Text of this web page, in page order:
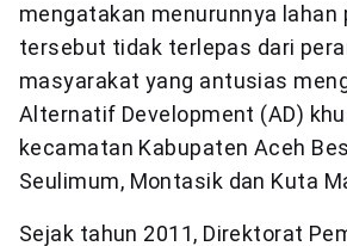
mengatakan menurunnya lahan
tersebut tidak terlepas dari
masyarakat yang antusias
Alternatif Development (AD)
kecamatan Kabupaten Aceh
Seulimum, Montasik dan Kuta
Sejak tahun 2011, Direktorat